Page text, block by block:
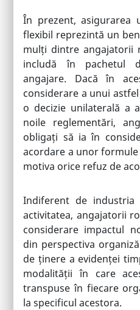
În prezent, asigurarea
flexibil reprezintă un
mulți dintre angajatorii
includă în pachetul
angajare. Dacă în
considerare a unui
o decizie unilaterală a
noile reglementări,
obligați să ia în
acordare a unor
motiva orice refuz de
Indiferent de
activitatea, angajatorii
considerare impactul
din perspectiva
de ținere a evidenței
modalității în care
transpuse în fiecare
la specificul acestora.